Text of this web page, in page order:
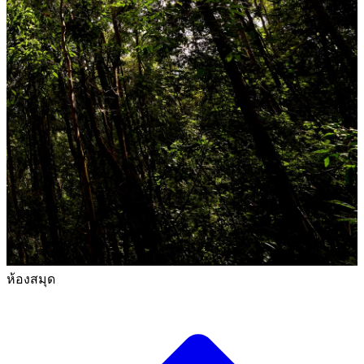
ห้องสมุด